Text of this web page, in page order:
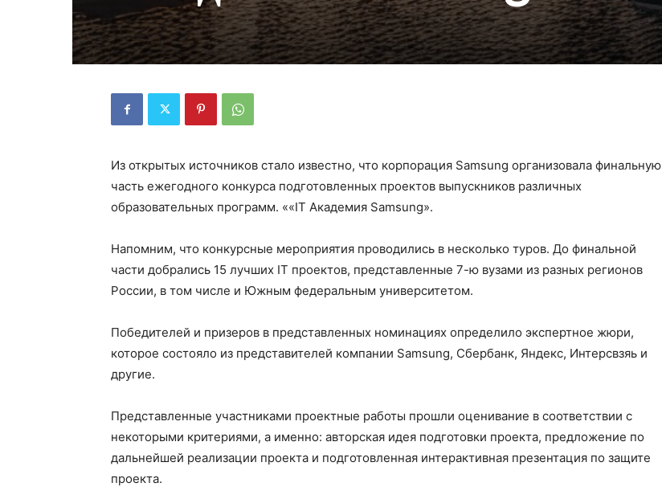
Из открытых источников стало известно, что корпорация Samsung организовала финальную
часть ежегодного конкурса подготовленных проектов выпускников различных
образовательных программ. ««IT Академия Samsung».
Напомним, что конкурсные мероприятия проводились в несколько туров. До финальной
части добрались 15 лучших IT проектов, представленные 7-ю вузами из разных регионов
России, в том числе и Южным федеральным университетом.
Победителей и призеров в представленных номинациях определило экспертное жюри,
которое состояло из представителей компании Samsung, Сбербанк, Яндекс, Интерсвзяь и
другие.
Представленные участниками проектные работы прошли оценивание в соответствии с
некоторыми критериями, а именно: авторская идея подготовки проекта, предложение по
дальнейшей реализации проекта и подготовленная интерактивная презентация по защите
проекта.